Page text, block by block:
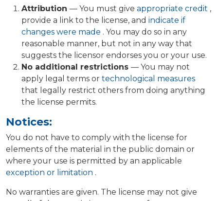
Attribution — You must give appropriate credit ,
provide a link to the license, and indicate if
changes were made . You may do so in any
reasonable manner, but not in any way that
suggests the licensor endorses you or your use.
No additional restrictions — You may not
apply legal terms or technological measures
that legally restrict others from doing anything
the license permits.
Notices:
You do not have to comply with the license for
elements of the material in the public domain or
where your use is permitted by an applicable
exception or limitation .
No warranties are given. The license may not give